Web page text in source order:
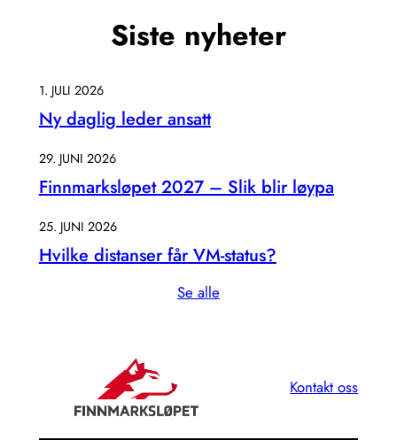
Siste nyheter
1. JULI 2026
Ny daglig leder ansatt
29. JUNI 2026
Finnmarksløpet 2027 – Slik blir løypa
25. JUNI 2026
Hvilke distanser får VM-status?
Se alle
Kontakt oss